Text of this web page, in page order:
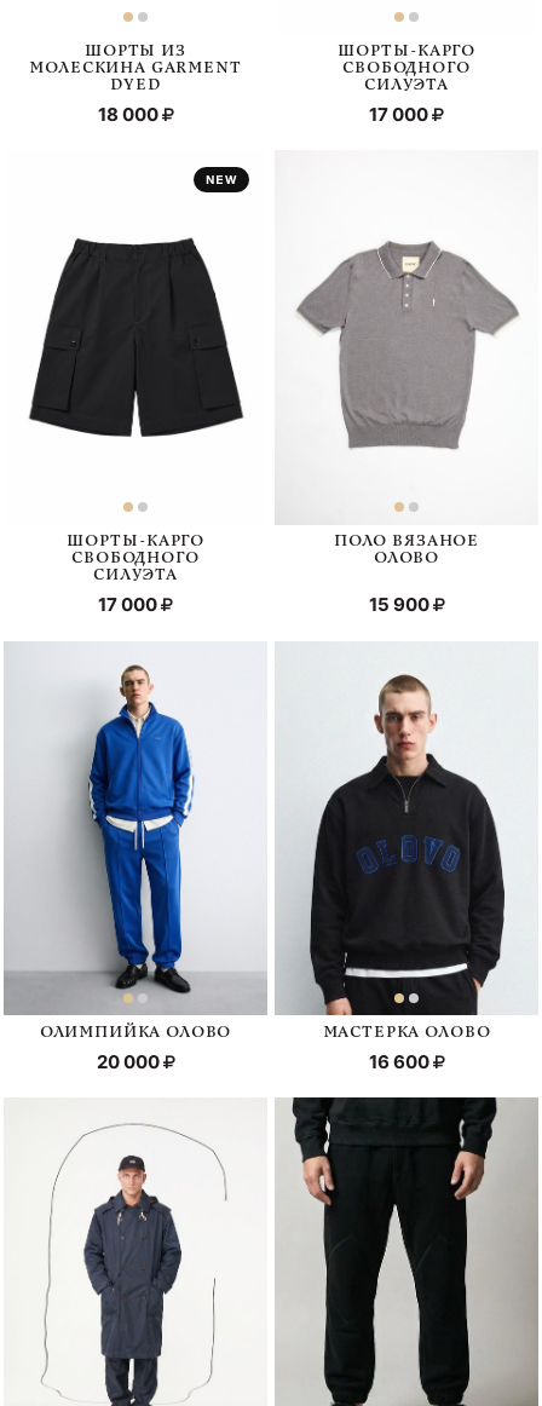
ШОРТЫ ИЗ
МОЛЕСКИНА GARMENT
DYED
18 000
ШОРТЫ-КАРГО
СВОБОДНОГО
СИЛУЭТА
17 000
ШОРТЫ-КАРГО
СВОБОДНОГО
СИЛУЭТА
17 000
ПОЛО ВЯЗАНОЕ
ОЛОВО
15 900
ОЛИМПИЙКА ОЛОВО
20 000
МАСТЕРКА ОЛОВО
16 600